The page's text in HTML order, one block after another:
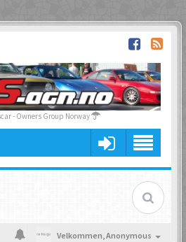
- Owners Group Norway
Velkommen,Anonymous